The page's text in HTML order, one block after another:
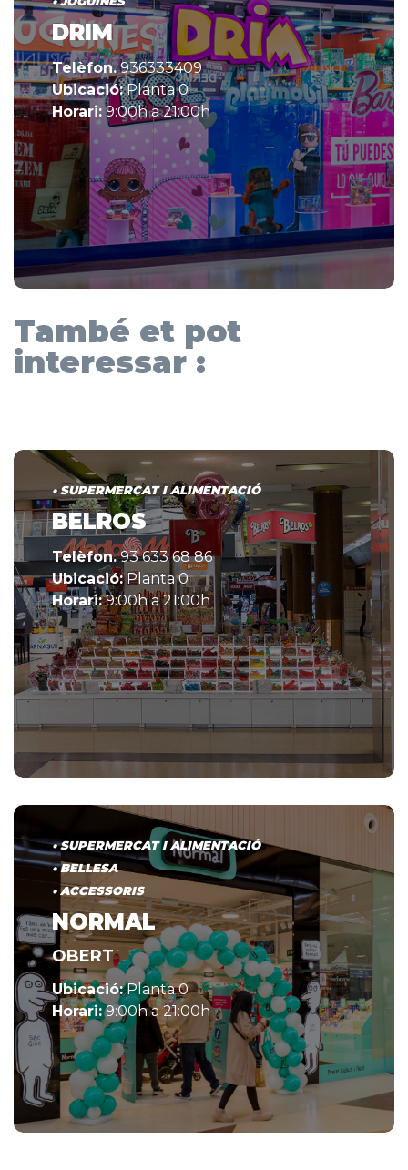
DRIM
Telèfon.936333409
Ubicació:Planta 0
Horari:9:00h a 21:00h
També et pot
interessar :
• SUPERMERCAT I ALIMENTACIÓ
BELROS
Telèfon.93 633 68 86
Ubicació:Planta 0
Horari:9:00h a 21:00h
• SUPERMERCAT I ALIMENTACIÓ
• BELLESA
• ACCESSORIS
NORMAL
OBERT
Ubicació:Planta 0
Horari:9:00h a 21:00h